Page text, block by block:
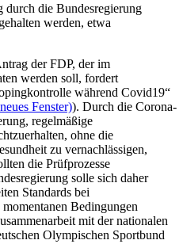
die Bundesregierung
werden, etwa
der FDP, der im
werden soll, fordert
während Covid19“
Fenster)). Durch die Corona-
regelmäßige
ohne die
zu vernachlässigen,
die Prüfprozesse
solle sich daher
Standards bei
Bedingungen
mit der nationalen
Olympischen Sportbund